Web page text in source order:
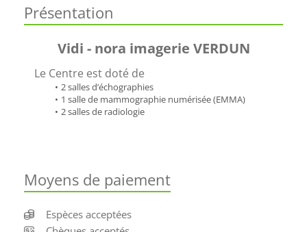
Présentation
Vidi - nora imagerie VERDUN
Le Centre est doté de
2 salles d’échographies
1 salle de mammographie numérisée (EMMA)
2 salles de radiologie
Moyens de paiement
Espèces acceptées